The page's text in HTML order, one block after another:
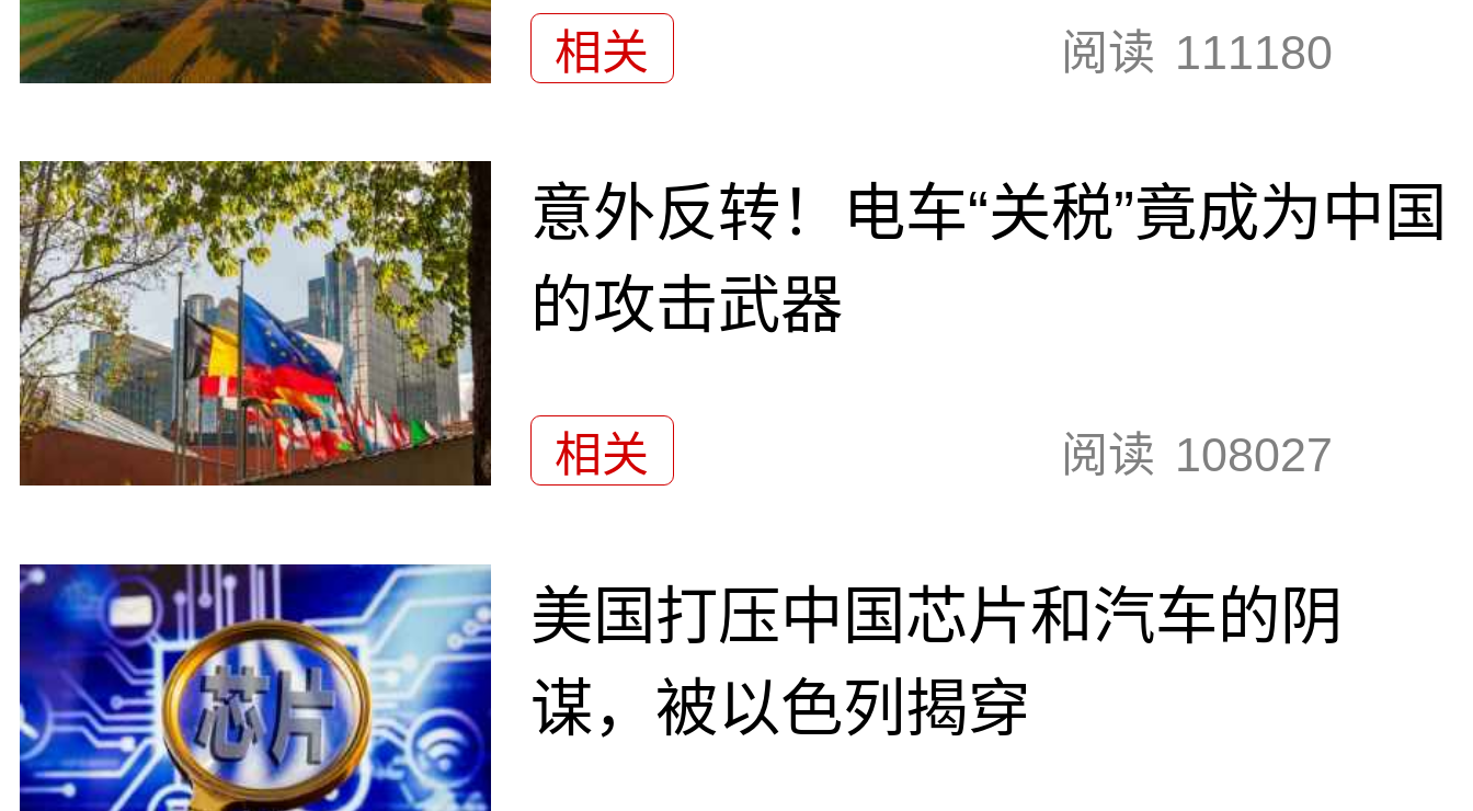
相关 阅读 111180
意外反转！电车“关税”竟成为中国
的攻击武器
相关 阅读 108027
美国打压中国芯片和汽车的阴
谋，被以色列揭穿